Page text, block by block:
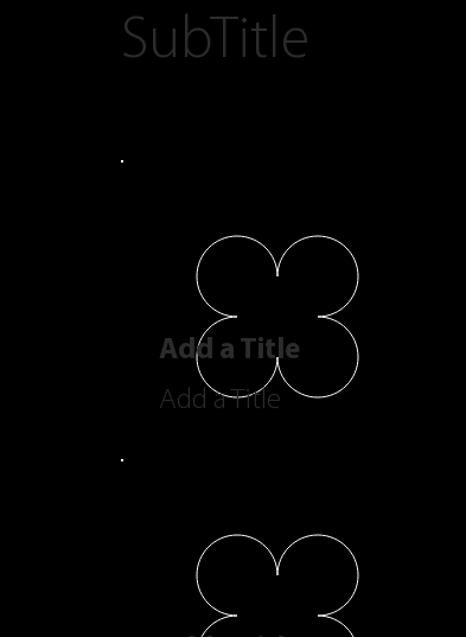
SubTitle
Add a Title
Add a Title